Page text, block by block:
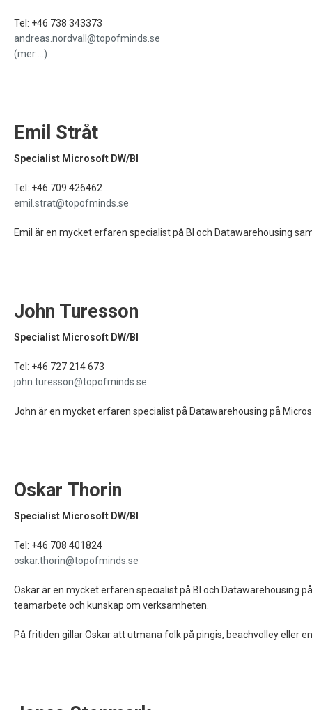
Tel: +46 738 343373
andreas.nordvall@topofminds.se
(mer …)
Emil Stråt
Specialist Microsoft DW/BI
Tel: +46 709 426462‬
emil.strat@topofminds.se
Emil är en mycket erfaren specialist på BI och Datawarehousing
John Turesson
Specialist Microsoft DW/BI
Tel: +46 727 214 673
john.turesson@topofminds.se
John är en mycket erfaren specialist på Datawarehousing på
Oskar Thorin
Specialist Microsoft DW/BI
Tel: +46 708 401824
oskar.thorin@topofminds.se
Oskar är en mycket erfaren specialist på BI och Datawarehousing
teamarbete och kunskap om verksamheten.
På fritiden gillar Oskar att utmana folk på pingis, beachvolley eller